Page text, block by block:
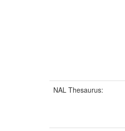
NAL Thesaurus: